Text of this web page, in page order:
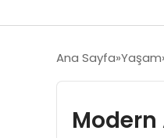
Ana Sayfa Yaşam
Modern